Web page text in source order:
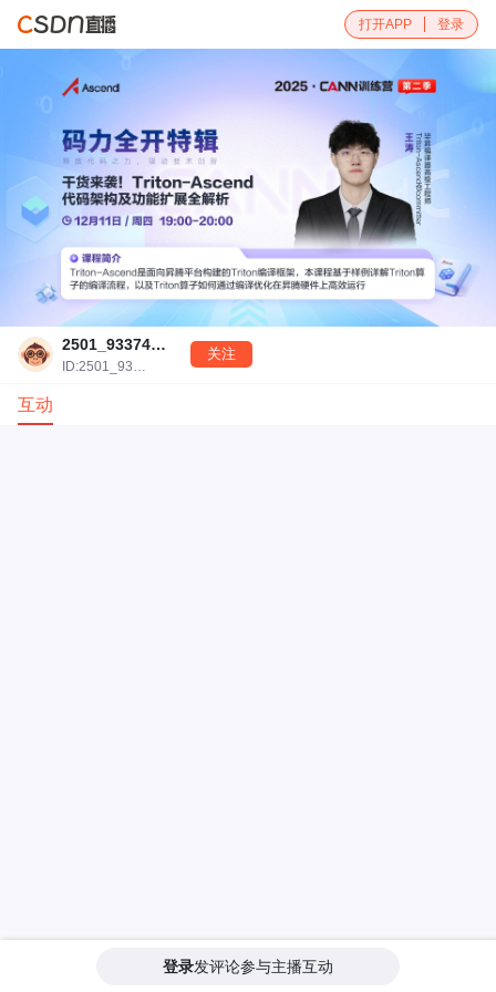
打开APP 登录
2501_93374801
ID:2501_93374801
关注
互动
登录发评论参与主播互动